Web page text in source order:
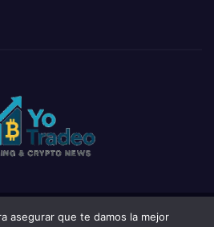
|Tema: News Click deThemeansar
asegurar que te damos la mejor